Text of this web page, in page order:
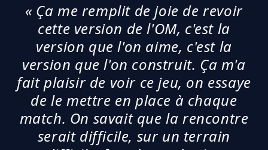
« Ça me remplit de joie de revoir
cette version de l'OM, c'est la
version que l'on aime, c'est la
version que l'on construit. Ça m'a
fait plaisir de voir ce jeu, on essaye
de le mettre en place à chaque
match. On savait que la rencontre
serait difficile, sur un terrain